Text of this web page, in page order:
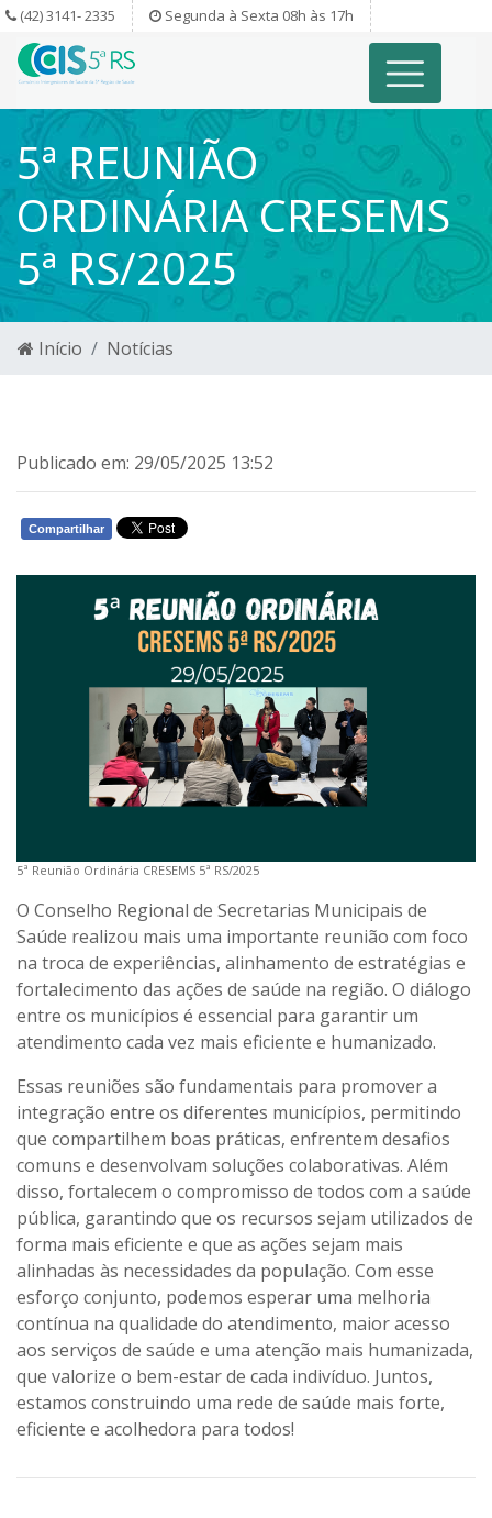
(42) 3141- 2335 Segunda à Sexta 08h às 17h
5ª REUNIÃO
ORDINÁRIA CRESEMS
5ª RS/2025
Início Notícias
Publicado em: 29/05/2025 13:52
Compartilhar
5ª Reunião Ordinária CRESEMS 5ª RS/2025
O Conselho Regional de Secretarias Municipais de
Saúde realizou mais uma importante reunião com foco
na troca de experiências, alinhamento de estratégias e
fortalecimento das ações de saúde na região. O diálogo
entre os municípios é essencial para garantir um
atendimento cada vez mais eficiente e humanizado.
Essas reuniões são fundamentais para promover a
integração entre os diferentes municípios, permitindo
que compartilhem boas práticas, enfrentem desafios
comuns e desenvolvam soluções colaborativas. Além
disso, fortalecem o compromisso de todos com a saúde
pública, garantindo que os recursos sejam utilizados de
forma mais eficiente e que as ações sejam mais
alinhadas às necessidades da população. Com esse
esforço conjunto, podemos esperar uma melhoria
contínua na qualidade do atendimento, maior acesso
aos serviços de saúde e uma atenção mais humanizada,
que valorize o bem-estar de cada indivíduo. Juntos,
estamos construindo uma rede de saúde mais forte,
eficiente e acolhedora para todos!